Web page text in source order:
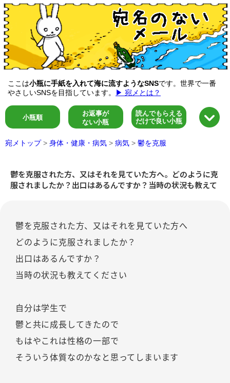
ここは小瓶に手紙を入れて海に流すようなSNSです。世界で一番
やさしいSNSを目指しています。
▶ 宛メとは？
小瓶順
お返事が
ない小瓶
読んでもらえる
だけで良い小瓶
宛メトップ > 身体・健康・病気 > 病気 > 鬱を克服
鬱を克服された方、又はそれを見ていた方へ。どのように克
服されましたか？出口はあるんですか？当時の状況も教えて
鬱を克服された方、又はそれを見ていた方へ
どのように克服されましたか？
出口はあるんですか？
当時の状況も教えてください
自分は学生で
鬱と共に成長してきたので
もはやこれは性格の一部で
そういう体質なのかなと思ってしまいます